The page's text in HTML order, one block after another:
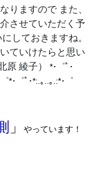
りますので また、
させていただく予
しておきますね。
ていけたらと思い
原 綾子） *･゜ﾟ･
*･゜ﾟ･*:.｡..｡.:*･゜
」 やっています！